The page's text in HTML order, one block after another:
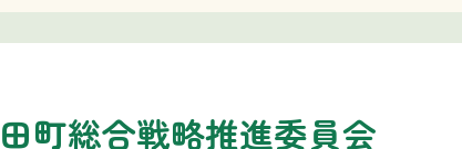
町総合戦略推進委員会